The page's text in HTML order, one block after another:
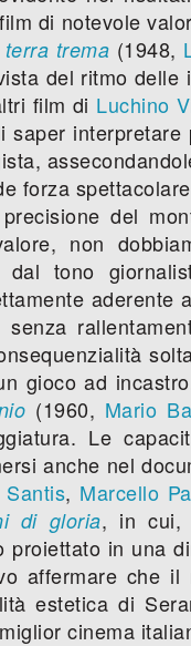
di notevole
trema (1948,
del ritmo delle
film di Luchino
interpretare
forza
del
non
tono
aderente
gioco ad
(1960, Mario
Le
anche nel
, Marcello
di gloria, in cui,
in una
affermare che
estetica di
cinema